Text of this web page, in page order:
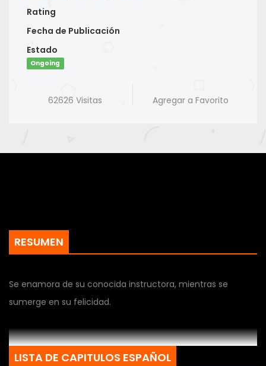
Rating
Fecha de Publicación
Estado
Ongoing
62626 Visitas Agregar a Favorito
RESUMEN
Se enamora de su conocida instructora, mientras se
sumerge en su felicidad.
LISTA DE CAPITULOS ESPAÑOL